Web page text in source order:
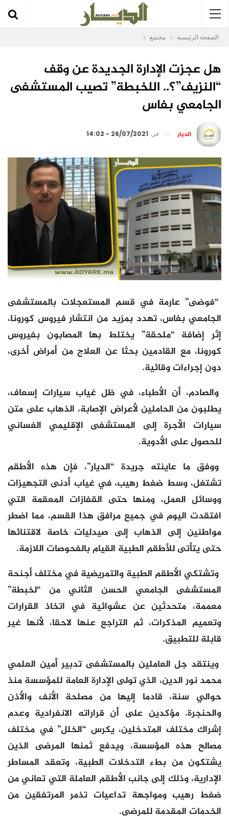
الصفحة الرئيسية مجتمع
هل عجزت الإدارة الجديدة عن وقف
“النزيف”؟.. اللخبطة” تصيب المستشفى
الجامعي بفاس
الديار في 26/07/2021 - 14:02
“فوضى” عارمة في قسم المستعجلات بالمستشفى
الجامعي بفاس، تهدد بمزيد من انتشار فيروس كورونا،
إثر إضافة “ملحقة” يختلط بها المصابون بفيروس
كورونا، مع القادمين بحثا عن العلاج من أمراض أخرى،
دون إجراءات وقائية.
والصادم، أن الأطباء، في ظل غياب سيارات إسعاف،
يطلبون من الحاملين لأعراض الإصابة، الذهاب على متن
سيارات الأجرة إلى المستشفى الإقليمي الغساني
للحصول على الأدوية.
ووفق ما عاينته جريدة “الديار”، فإن هذه الأطقم
تشتغل، وسط ضغط رهيب، في غياب أدنى التجهيزات
ووسائل العمل، ومنها حتى القفازات المعقمة التي
افتقدت اليوم في جميع مرافق هذا القسم، مما اضطر
مواطنين إلى الذهاب إلى صيدليات خاصة لاقتنائها
حتى يتأتى للأطقم الطبية القيام بالفحوصات اللازمة.
وتشتكي الأطقم الطبية والتمريضية في مختلف أجنحة
المستشفى الجامعي الحسن الثاني من “لخبطة”
معممة، متحدثين عن عشوائية في اتخاذ القرارات
وتعميم المذكرات، ثم التراجع عنها لاحقا، لأنها غير
قابلة للتطبيق.
وينتقد جل العاملين بالمستشفى تدبير أمين العلمي
محمد نور الدين، الذي تولى الإدارة العامة للمؤسسة منذ
حوالي سنة، قادما إليها من مصلحة الأنف والأذن
والحنجرة. مؤكدين على أن قراراته الانفرادية وعدم
إشراك مختلف المتدخلين، يكرس “الخلل” في مختلف
مصالح هذه المؤسسة، ويدفع ثمنها المرضى الذين
يشتكون من بطء التدخلات الطبية، وتعقد المساطر
الإدارية، وذلك إلى جانب الأطقم العاملة التي تعاني من
ضغط رهيب ومواجهة تداعيات تذمر المرتفقين من
الخدمات المقدمة للمرضى.